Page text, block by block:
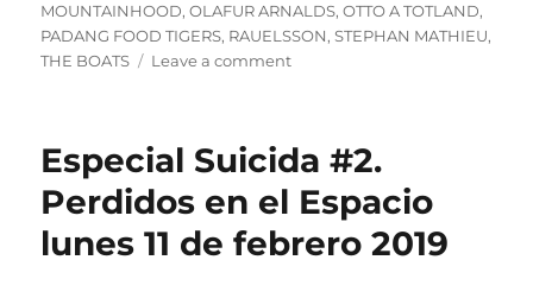
MOUNTAINHOOD,OLAFUR ARNALDS,OTTO A TOTLAND,
PADANG FOOD TIGERS, RAUELSSON,STEPHAN MATHIEU,
THE BOATS
Leave a commenton
emisiÃ³n
NÂ°2
de
lunes
Especial Suicida #2.
Perdidos en el Espacio
lunes 11 de febrero 2019